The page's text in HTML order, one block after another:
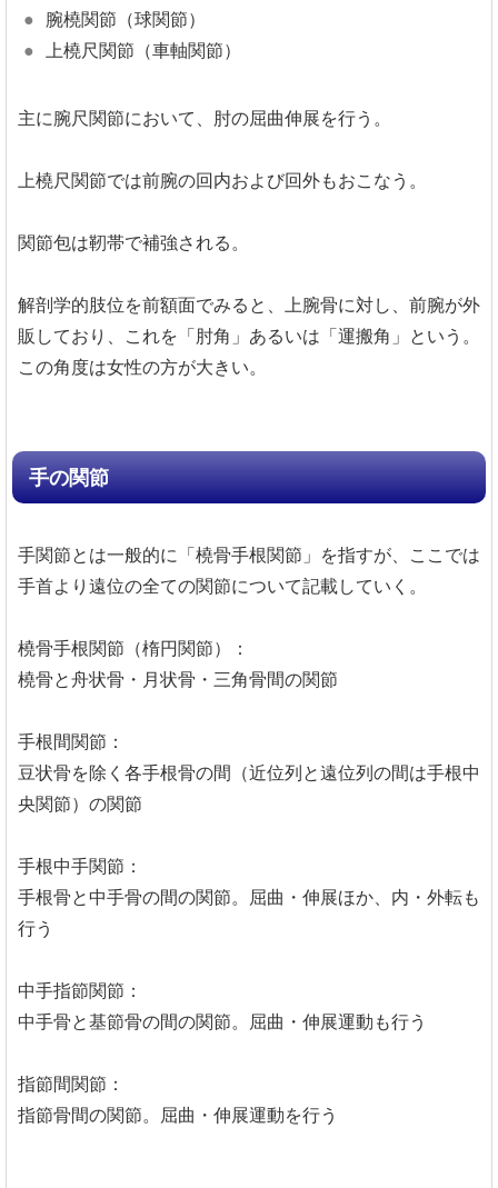
腕橈関節（球関節）
上橈尺関節（車軸関節）
主に腕尺関節において、肘の屈曲伸展を行う。
上橈尺関節では前腕の回内および回外もおこなう。
関節包は靭帯で補強される。
解剖学的肢位を前額面でみると、上腕骨に対し、前腕が外
販しており、これを「肘角」あるいは「運搬角」という。
この角度は女性の方が大きい。
手の関節
手関節とは一般的に「橈骨手根関節」を指すが、ここでは
手首より遠位の全ての関節について記載していく。
橈骨手根関節（楕円関節）：
橈骨と舟状骨・月状骨・三角骨間の関節
手根間関節：
豆状骨を除く各手根骨の間（近位列と遠位列の間は手根中
央関節）の関節
手根中手関節：
手根骨と中手骨の間の関節。屈曲・伸展ほか、内・外転も
行う
中手指節関節：
中手骨と基節骨の間の関節。屈曲・伸展運動も行う
指節間関節：
指節骨間の関節。屈曲・伸展運動を行う